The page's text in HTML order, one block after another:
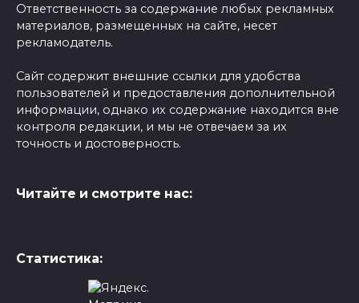
Ответственность за содержание любых рекламных
материалов, размещенных на сайте, несет
рекламодатель.
Сайт содержит внешние ссылки для удобства
пользователей и предоставления дополнительной
информации, однако их содержание находится вне
контроля редакции, и мы не отвечаем за их
точность и достоверность.
Читайте и смотрите нас:
Статистика: